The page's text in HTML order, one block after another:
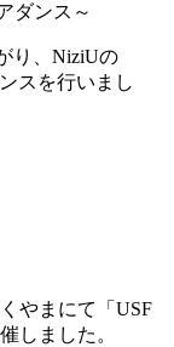
ダンス～
り、NiziUの
スを行いまし
やまにて「USF
しました。